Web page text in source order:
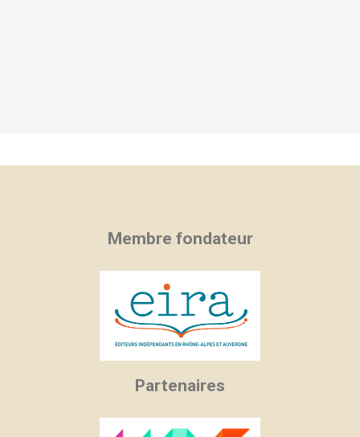
Membre fondateur
Partenaires